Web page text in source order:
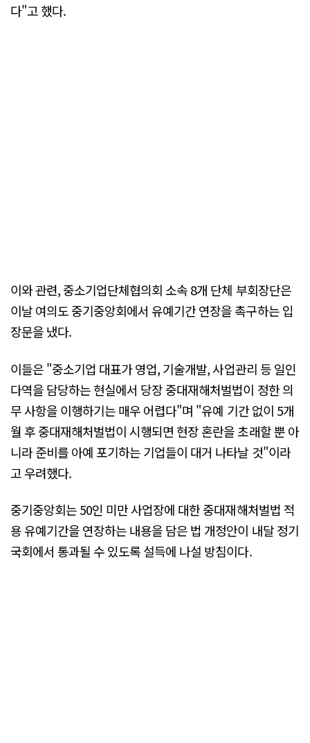
다"고 했다.
이와 관련, 중소기업단체협의회 소속 8개 단체 부회장단은
이날 여의도 중기중앙회에서 유예기간 연장을 촉구하는 입
장문을 냈다.
이들은 "중소기업 대표가 영업, 기술개발, 사업관리 등 일인
다역을 담당하는 현실에서 당장 중대재해처벌법이 정한 의
무 사항을 이행하기는 매우 어렵다"며 "유예 기간 없이 5개
월 후 중대재해처벌법이 시행되면 현장 혼란을 초래할 뿐 아
니라 준비를 아예 포기하는 기업들이 대거 나타날 것"이라
고 우려했다.
중기중앙회는 50인 미만 사업장에 대한 중대재해처벌법 적
용 유예기간을 연장하는 내용을 담은 법 개정안이 내달 정기
국회에서 통과될 수 있도록 설득에 나설 방침이다.